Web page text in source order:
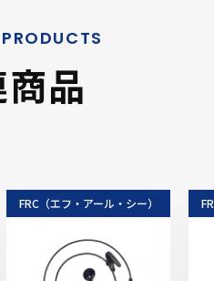
品
FRC（エフ・アール・シー）